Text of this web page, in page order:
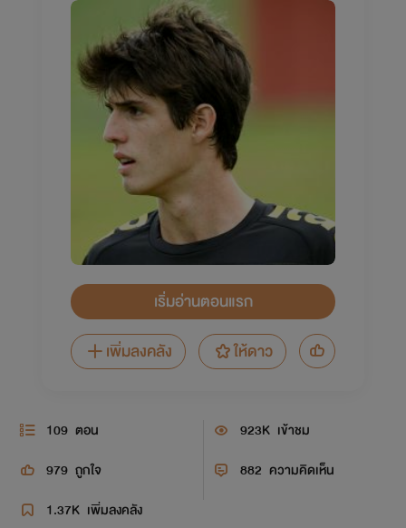
เริ่มอ่านตอนแรก
เพิ่มลงคลัง
ให้ดาว
109 ตอน 923K เข้าชม
979 ถูกใจ 882 ความคิดเห็น
1.37K เพิ่มลงคลัง